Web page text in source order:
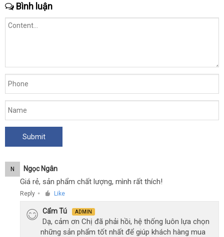
Bình luận
N Ngọc Ngân
Giá rẻ, sản phẩm chất lượng, mình rất thích!
Reply ● Like
Cẩm Tú ADMIN
Dạ, cảm ơn Chị đã phải hồi, hệ thống luôn lựa chọn
những sản phẩm tốt nhất để giúp khách hàng mua